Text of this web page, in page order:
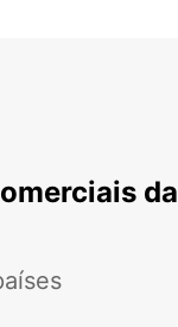
da